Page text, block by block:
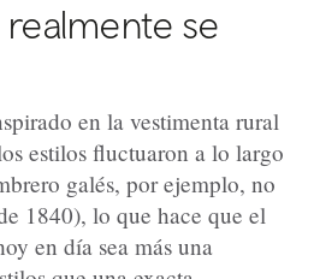
se
en la vestimenta rural
estilos fluctuaron a lo largo
galés, por ejemplo, no
1840), lo que hace que el
en día sea más una